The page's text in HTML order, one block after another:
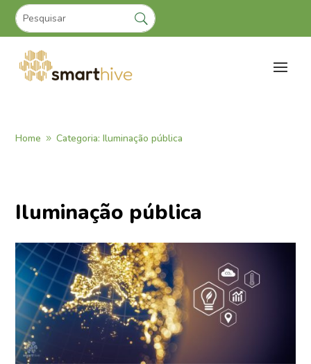
Home 9 Categoria: Iluminação pública
Iluminação pública